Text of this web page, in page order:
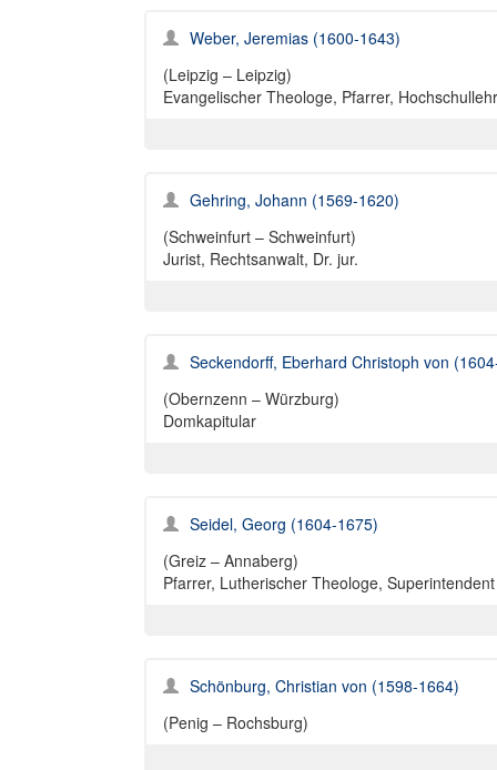
Weber, Jeremias (1600-1643)
(Leipzig – Leipzig)
Evangelischer Theologe, Pfarrer,
Gehring, Johann (1569-1620)
(Schweinfurt – Schweinfurt)
Jurist, Rechtsanwalt, Dr. jur.
Seckendorff, Eberhard Christoph von
(Obernzenn – Würzburg)
Domkapitular
Seidel, Georg (1604-1675)
(Greiz – Annaberg)
Pfarrer, Lutherischer Theologe, Superintendent
Schönburg, Christian von (1598-1664)
(Penig – Rochsburg)